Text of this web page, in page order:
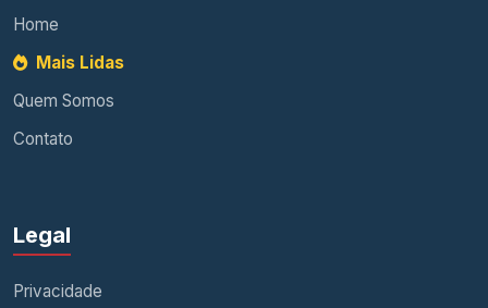
Home
Mais Lidas
Quem Somos
Contato
Legal
Privacidade